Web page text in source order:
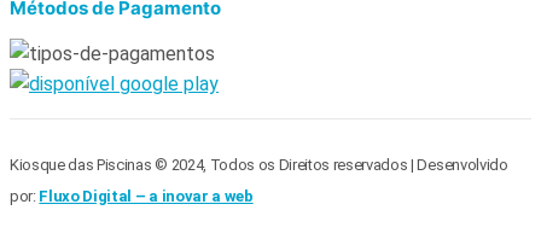
Métodos de Pagamento
Kiosque das Piscinas © 2024, Todos os Direitos reservados | Desenvolvido
por: Fluxo Digital – a inovar a web